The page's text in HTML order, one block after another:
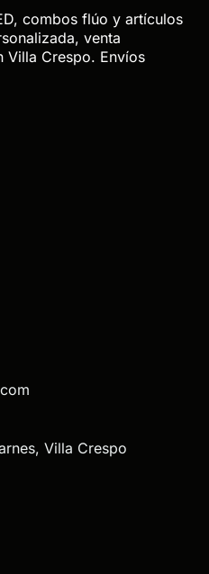
combos flúo y artículos
venta
Villa Crespo. Envíos
Villa Crespo